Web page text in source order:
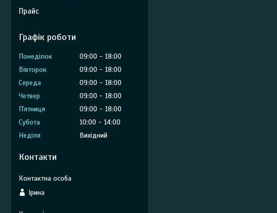
Прайс
Графік роботи
Понеділок 09:00
18:00
Вівторок
09:00
18:00
Середа
09:00
18:00
Четвер
09:00
18:00
Пʼятниця
09:00
18:00
Субота
10:00
14:00
Неділя
Вихідний
Контакти
Ірина